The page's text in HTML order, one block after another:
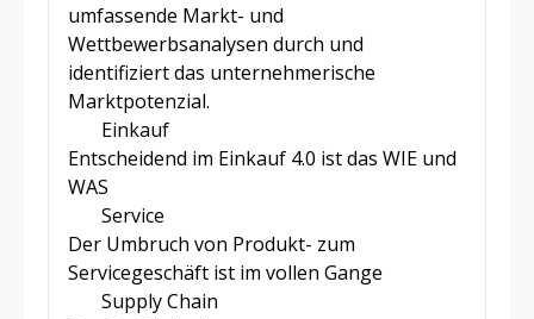
umfassende Markt- und
Wettbewerbsanalysen durch und
identifiziert das unternehmerische
Marktpotenzial.
Einkauf
Entscheidend im Einkauf 4.0 ist das WIE und
WAS
Service
Der Umbruch von Produkt- zum
Servicegeschäft ist im vollen Gange
Supply Chain